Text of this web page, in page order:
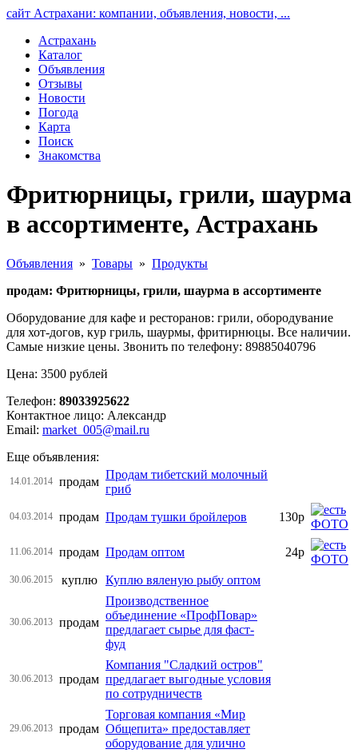
сайт Астрахани: компании, объявления, новости, ...
Астрахань
Каталог
Объявления
Отзывы
Новости
Погода
Карта
Поиск
Знакомства
Фритюрницы, грили, шаурма
в ассортименте, Астрахань
Объявления » Товары » Продукты
продам: Фритюрницы, грили, шаурма в ассортименте
Оборудование для кафе и ресторанов: грили, обородувание
для хот-догов, кур гриль, шаурмы, фритирнюцы. Все наличии.
Самые низкие цены. Звонить по телефону: 89885040796
Цена: 3500 рублей
Телефон: 89033925622
Контактное лицо: Александр
Email: market_005@mail.ru
Еще объявления:
14.01.2014 продам
Продам тибетский молочный
гриб
04.03.2014 продам Продам тушки бройлеров 130р
11.06.2014 продам Продам оптом 24р
30.06.2015 куплю Куплю вяленую рыбу оптом
30.06.2013 продам
Производственное
объединение «ПрофПовар»
предлагает сырье для фаст-
фуд
30.06.2013 продам
Компания "Сладкий остров"
предлагает выгодные условия
по сотрудничеств
29.06.2013 продам
Торговая компания «Мир
Общепита» предоставляет
оборудование для улично